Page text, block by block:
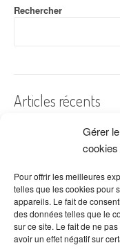
Gérer
cookies
Pour offrir les meilleures
telles que les cookies pour
appareils. Le fait de
des données telles que le
sur ce site. Le fait de ne
avoir un effet négatif sur
Rechercher
Articles récents
A quelles dates de
Les fleurs préférées des
Combien de fois arroser
Quelles fleurs offrir pour
Idées de décoration avec